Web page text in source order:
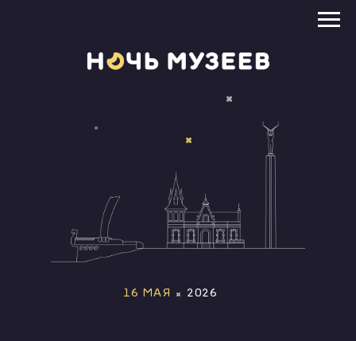
16 МАЯ 2026